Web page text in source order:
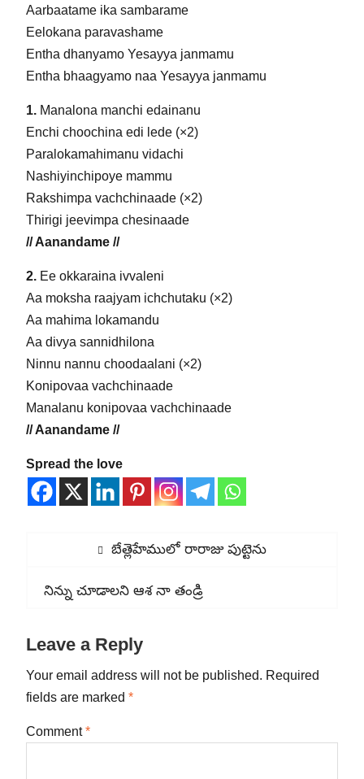
Aarbaatame ika sambarame
Eelokana paravashame
Entha dhanyamo Yesayya janmamu
Entha bhaagyamo naa Yesayya janmamu
1.Manalona manchi edainanu
Enchi choochina edi lede (×2)
Paralokamahimanu vidachi
Nashiyinchipoye mammu
Rakshimpa vachchinaade (×2)
Thirigi jeevimpa chesinaade
// Aanandame //
2.Ee okkaraina ivvaleni
Aa moksha raajyam ichchutaku (×2)
Aa mahima lokamandu
Aa divya sannidhilona
Ninnu nannu choodaalani (×2)
Konipovaa vachchinaade
Manalanu konipovaa vachchinaade
// Aanandame //
Spread the love
Previous
బేత్లెహేములో రారాజు పుట్టెను
Next
నిన్ను చూడాలని ఆశ నా తండ్రి
Leave a Reply
Your email address will not be published. Required
fields are marked *
Comment*